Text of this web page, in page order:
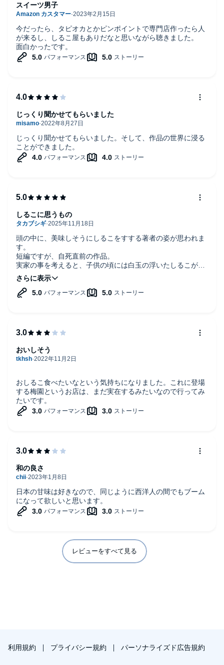
今だったら、タピオカとかピンポイントで専門店作ったら人
が来るし、しるこ屋もありだなと思いながら聴きました。
面白かったです。
スイーツ男子
じっくり聞かせてもらいました。そして、作品の世界に浸る
ことができました。
じっくり聞かせてもらいました
頭の中に、美味しそうにしるこをすする著者の姿が思われま
す。
短編ですが、自死直前の作品。
実家の事を考えると、子供の頃には白玉の浮いたしるこが楽
しみだったように思われ、きっとそれが懐かしい思い出だっ
たのでしょう。幸せだった時期の。そんな気がします。
しるこに思うもの
おしるこ食べたいなという気持ちになりました。これに登場
する梅園というお店は、まだ実在するみたいなので行ってみ
たいです。
おいしそう
日本の甘味は好きなので、同じように西洋人の間でもブーム
になって欲しいと思います。
和の良さ
レビューをすべて見る
利用規約 プライバシー規約 パーソナライズド広告規約